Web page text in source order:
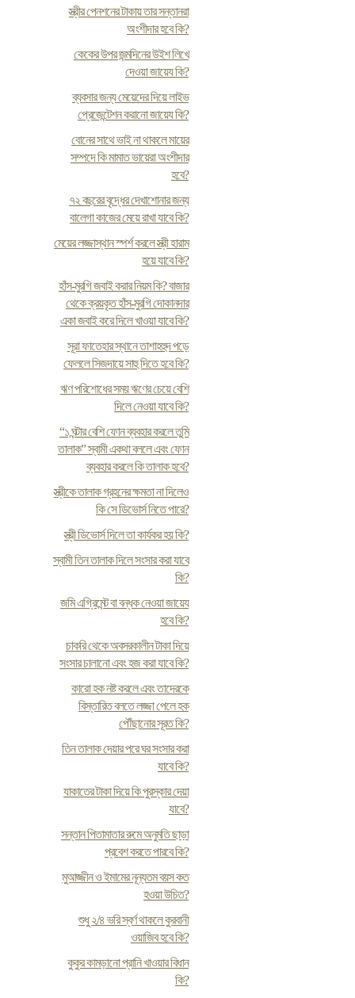
স্ত্রীর পেনশনের টাকায় তার সন্তানরা
অংশীদার হবে কি?
কেকের উপর জন্মদিনের উইশ লিখে
দেওয়া জায়েয কি?
ব্যবসার জন্য মেয়েদের দিয়ে লাইভ
প্রেজেন্টেশন করানো জায়েয কি?
বোনের সাথে ভাই না থাকলে মায়ের
সম্পদে কি মামাত ভায়েরা অংশীদার
হবে?
৭২ বছরের বৃদ্ধের দেখাশোনার জন্য
বালেগা কাজের মেয়ে রাখা যাবে কি?
মেয়ের লজ্জাস্থান স্পর্শ করলে স্ত্রী হারাম
হয়ে যাবে কি?
হাঁস-মুরগি জবাই করার নিয়ম কি? বাজার
থেকে ক্রয়কৃত হাঁস-মুরগি দোকানদার
একা জবাই করে দিলে খাওয়া যাবে কি?
সূরা ফাতেহার স্থানে তাশাহহুদ পড়ে
ফেললে সিজদায়ে সাহু দিতে হবে কি?
ঋণ পরিশোধের সময় ঋণের চেয়ে বেশি
দিলে নেওয়া যাবে কি?
“১ ঘন্টার বেশি ফোন ব্যবহার করলে তুমি
তালাক” স্বামী একথা বললে এবং ফোন
ব্যবহার করলে কি তালাক হবে?
স্ত্রীকে তালাক গ্রহনের ক্ষমতা না দিলেও
কি সে ডিভোর্স নিতে পারে?
স্ত্রী ডিভোর্স দিলে তা কার্যকর হয় কি?
স্বামী তিন তালাক দিলে সংসার করা যাবে
কি?
জমি এগ্রিমেন্ট বা বন্ধক নেওয়া জায়েয
হবে কি?
চাকরি থেকে অবসরকালীন টাকা দিয়ে
সংসার চালানো এবং হজ করা যাবে কি?
কারো হক নষ্ট করলে এবং তাদেরকে
বিস্তারিত বলতে লজ্জা পেলে হক
পৌঁছানোর সূরত কি?
তিন তালাক দেয়ার পরে ঘর সংসার করা
যাবে কি?
যাকাতের টাকা দিয়ে কি পুরস্কার দেয়া
যাবে?
সন্তান পিতামাতার রুমে অনুমতি ছাড়া
প্রবেশ করতে পারবে কি?
মুআজ্জীন ও ইমামের নূন্যতম বয়স কত
হওয়া উচিত?
শুধু ২/৪ ভরি স্বর্ণ থাকলে কুরবানী
ওয়াজিব হবে কি?
কুকুর কামড়ানো প্রানি খাওয়ার বিধান
কি?